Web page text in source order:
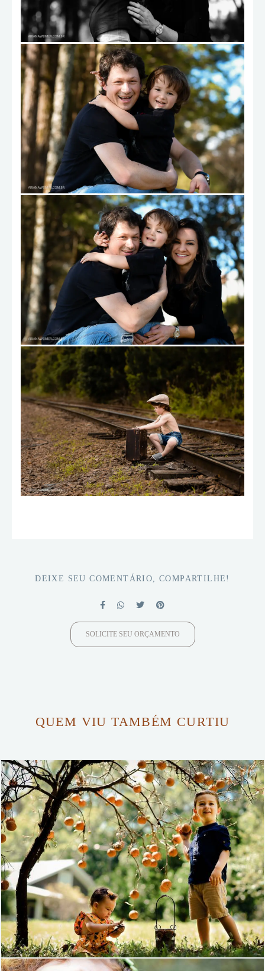
DEIXE SEU COMENTÁRIO, COMPARTILHE!
SOLICITE SEU ORÇAMENTO
QUEM VIU TAMBÉM CURTIU
1091 0